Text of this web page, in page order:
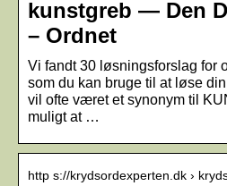
kunstgreb — Den
– Ordnet
Vi fandt 30 løsningsforslag for
som du kan bruge til at løse
vil ofte været et synonym til
muligt at …
http s://krydsordexperten.dk ›